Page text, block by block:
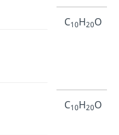
C10H20O
C10H20O